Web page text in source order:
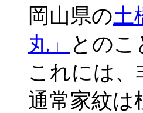
岡山県の土
丸」
とのこ
これには
通常家紋は